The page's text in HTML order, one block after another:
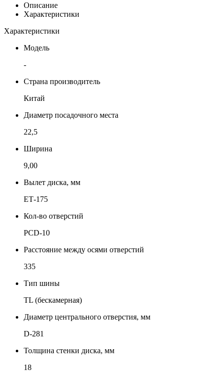
Описание
Характеристики
Характеристики
Модель
-
Страна производитель
Китай
Диаметр посадочного места
22,5
Ширина
9,00
Вылет диска, мм
ЕТ-175
Кол-во отверстий
PCD-10
Расстояние между осями отверстий
335
Тип шины
TL (бескамерная)
Диаметр центрального отверстия, мм
D-281
Толщина стенки диска, мм
18